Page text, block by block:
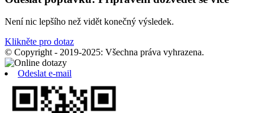
Není nic lepšího než vidět konečný výsledek.
Klikněte pro dotaz
© Copyright - 2019-2025: Všechna práva vyhrazena.
Odeslat e-mail